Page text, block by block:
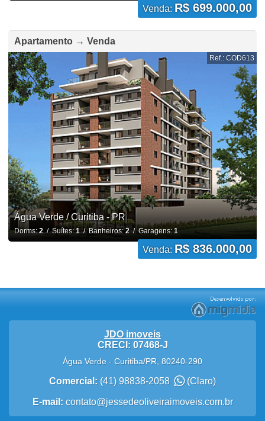
Venda: R$ 699.000,00
Apartamento → Venda
Ref.: COD613
Água Verde / Curitiba - PR
Dorms:2/ Suítes:1/ Banheiros:2/ Garagens:1
Venda: R$ 836.000,00
JDO imoveis
CRECI: 07468-J
Água Verde - Curitiba/PR 80240-290
Comercial: (41) 98838-2058 (Claro)
E-mail: contato@jessedeoliveiraimoveis.com.br